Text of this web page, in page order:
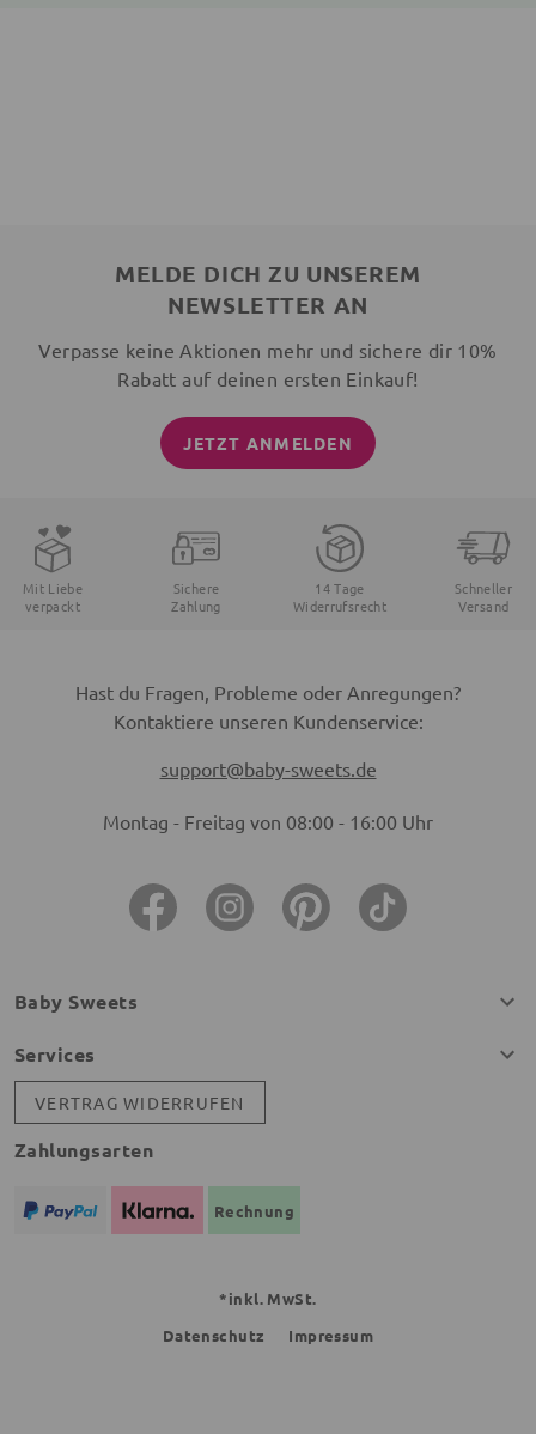
MELDE DICH ZU UNSEREM
NEWSLETTER AN
Verpasse keine Aktionen mehr und sichere dir 10%
Rabatt auf deinen ersten Einkauf!
JETZT ANMELDEN
Mit Liebe
verpackt
Sichere
Zahlung
14 Tage
Widerrufsrecht
Schneller
Versand
Hast du Fragen, Probleme oder Anregungen?
Kontaktiere unseren Kundenservice:
support@baby-sweets.de
Montag - Freitag von 08:00 - 16:00 Uhr
Baby Sweets
Services
VERTRAG WIDERRUFEN
Zahlungsarten
Rechnung
*inkl. MwSt.
Datenschutz
Impressum